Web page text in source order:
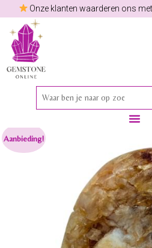
Onze klanten waarderen ons
Aanbieding!